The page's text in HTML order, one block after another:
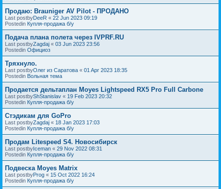
Продаю: Brauniger AV Pilot - ПРОДАНО
Last postbyDeeR « 22 Jun 2023 09:19
Postedin Купля-продажа б/у
Подача плана полета через IVPRF.RU
Last postbyZagdaj « 03 Jun 2023 23:56
Postedin Официоз
Тряхнуло.
Last postbyОлег из Саратова « 01 Apr 2023 18:35
Postedin Вольная тема
Продается дельтаплан Moyes Lightspeed RX5 Pro Full Carbone
Last postbyShStanislav « 19 Feb 2023 20:32
Postedin Купля-продажа б/у
Стэдикам для GoPro
Last postbyZagdaj « 18 Jan 2023 17:03
Postedin Купля-продажа б/у
Продам Litespeed S4. Новосибирск
Last postbyIceman « 29 Nov 2022 08:31
Postedin Купля-продажа б/у
Подвеска Moyes Matrix
Last postbyProg « 15 Oct 2022 16:24
Postedin Купля-продажа б/у